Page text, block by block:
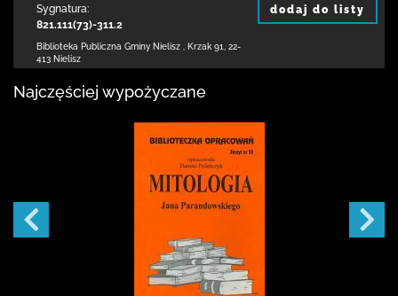
Sygnatura:
821.111(73)-311.2
Biblioteka Publiczna Gminy Nielisz Krzak 91
22-
413 Nielisz
dodaj do listy
Najczęściej wypożyczane